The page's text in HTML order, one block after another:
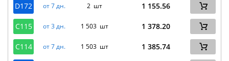
D172 от 7 дн. 2 шт 1 155.56
C115 от 3 дн. 1 503 шт 1 378.20
C114 от 7 дн. 1 503 шт 1 385.74